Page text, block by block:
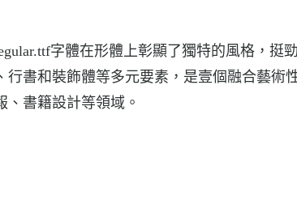
字體在形體上彰顯了獨特的風格，挺
書和裝飾體等多元要素，是壹個融合藝術
書籍設計等領域。